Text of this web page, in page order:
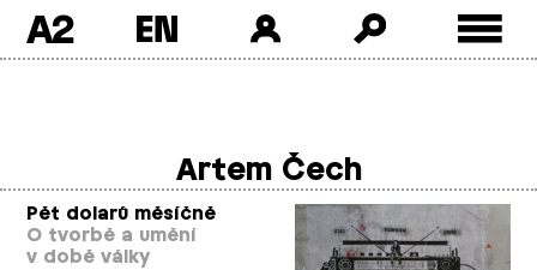
A2
Artem Čech
Pět dolarů měsíčně
O tvorbě a umění
v době války